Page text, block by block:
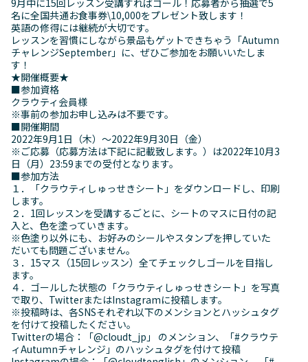
名に全国共通お食事券\10,000をプレゼント致します！
英語の修得には継続が大切です。
レッスンを習慣にしながら景品もゲットできちゃう「Autumn
チャレンジSeptember」に、ぜひご参加をお願いいたしま
す！
★開催概要★
■参加資格
クラウティ会員様
※事前の参加お申し込みは不要です。
■開催期間
2022年9月1日（木）～2022年9月30日（金）
※ご応募（応募方法は下記に記載致します。）は2022年10月3
日（月）23:59までの受付となります。
■参加方法
１．「クラウティしゅっせきシート」をダウンロードし、印刷
します。
２．1回レッスンを受講するごとに、シートのマスに日付の記
入と、色を塗っていきます。
※色塗り以外にも、お好みのシールやスタンプを押していた
だいても問題ございません。
３．15マス（15回レッスン）全てチェックしゴールを目指し
ます。
４．ゴールした状態の「クラウティしゅっせきシート」を写真
で取り、TwitterまたはInstagramに投稿します。
※投稿時は、各SNSそれぞれ以下のメンションとハッシュタグ
を付けて投稿したください。
Twitterの場合：「@cloudt_jp」 のメンション、「#クラウテ
ィAutumnチャレンジ」のハッシュタグを付けて投稿